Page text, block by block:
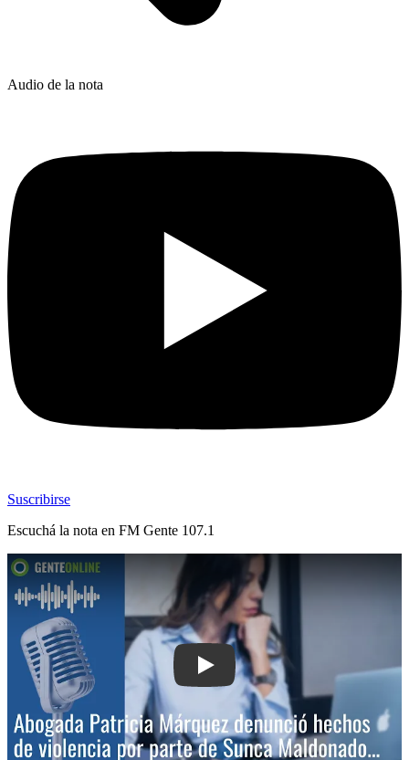
Audio de la nota
Suscribirse
Escuchá la nota en FM Gente 107.1
Play: Abogada Patricia Márquez